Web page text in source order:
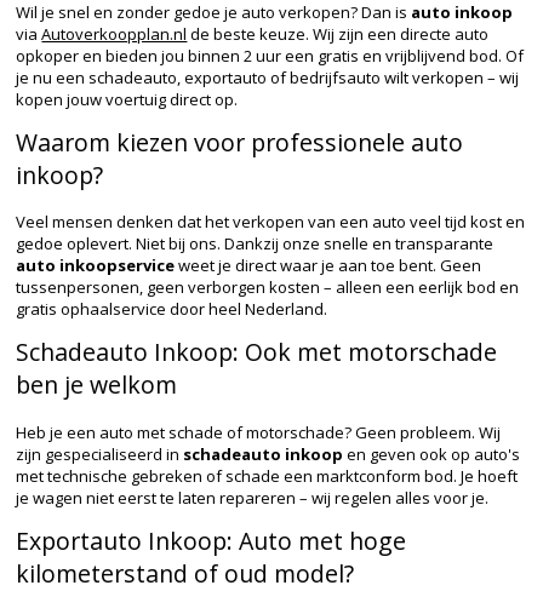
Wil je snel en zonder gedoe je auto verkopen? Dan is auto inkoop
viaAutoverkoopplan.nl de beste keuze. Wij zijn een directe auto
opkoper en bieden jou binnen 2 uur een gratis en vrijblijvend bod. Of
je nu een schadeauto, exportauto of bedrijfsauto wilt verkopen – wij
kopen jouw voertuig direct op.
Waarom kiezen voor professionele auto
inkoop?
Veel mensen denken dat het verkopen van een auto veel tijd kost en
gedoe oplevert. Niet bij ons. Dankzij onze snelle en transparante
auto inkoopserviceweet je direct waar je aan toe bent. Geen
tussenpersonen, geen verborgen kosten – alleen een eerlijk bod en
gratis ophaalservice door heel Nederland.
Schadeauto Inkoop: Ook met motorschade
ben je welkom
Heb je een auto met schade of motorschade? Geen probleem. Wij
zijn gespecialiseerd in schadeauto inkoop en geven ook op auto's
met technische gebreken of schade een marktconform bod. Je hoeft
je wagen niet eerst te laten repareren – wij regelen alles voor je.
Exportauto Inkoop: Auto met hoge
kilometerstand of oud model?